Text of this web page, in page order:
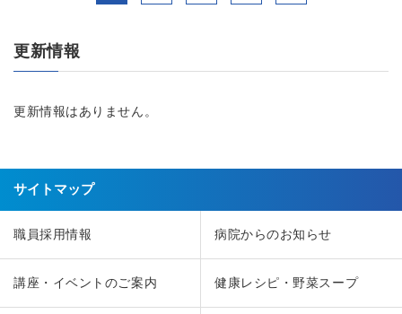
更新情報
更新情報はありません。
サイトマップ
職員採用情報 病院からのお知らせ
講座・イベントのご案内 健康レシピ・野菜スープ